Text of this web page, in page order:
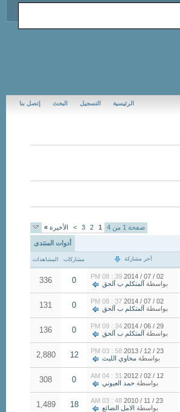
إتصل بنا البحث التسجيل الرئيسية
صفحة 1 من 4 1
2
3
> الأخيرة »
أدوات المنتدى
آخر مشاركة مشاركات المشاهدات
02 / 07 / 2014
39 : 08 PM
بواسطة آلمتكلم ب آلحق 0
336
02 / 07 / 2014
37 : 08 PM
بواسطة آلمتكلم ب آلحق 0
131
29 / 06 / 2014
34 : 09 PM
بواسطة آلمتكلم ب آلحق 0
136
23 / 12 / 2013
58 : 03 PM
بواسطة مخاوي الليث 12
2,880
12 / 02 / 2012
31 : 04 AM
بواسطة حمد العيوني 0
308
23 / 11 / 2010
48 : 03 AM
بواسطة الامل الضائع 18
1,489